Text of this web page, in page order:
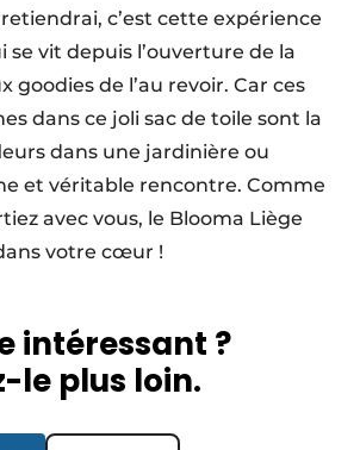
c’est cette expérience
se vit depuis l’ouverture de la
goodies de l’au revoir. Car ces
dans ce joli sac de toile sont la
dans une jardinière ou
et véritable rencontre. Comme
avec vous, le Blooma Liège
votre cœur !
intéressant ?
le plus loin.